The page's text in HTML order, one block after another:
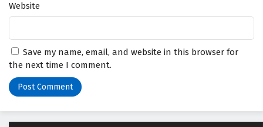
Website
Save my name, email, and website in this browser for
the next time I comment.